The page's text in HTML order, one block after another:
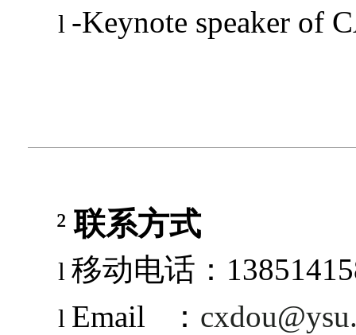
l -Keynote speaker of
²联系方式
l 移动电话：
l Email ：